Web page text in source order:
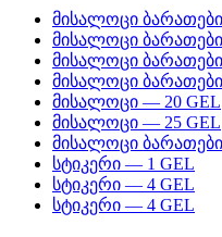
მისალოცი
მისალოცი
მისალოცი
მისალოცი
მისალოცი — 20 GEL
მისალოცი — 25 GEL
მისალოცი
სტიკერი — 1 GEL
სტიკერი — 4 GEL
სტიკერი — 4 GEL